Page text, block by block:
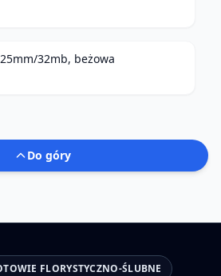
32mb, beżowa
Do góry
FLORYSTYCZNO-ŚLUBNE